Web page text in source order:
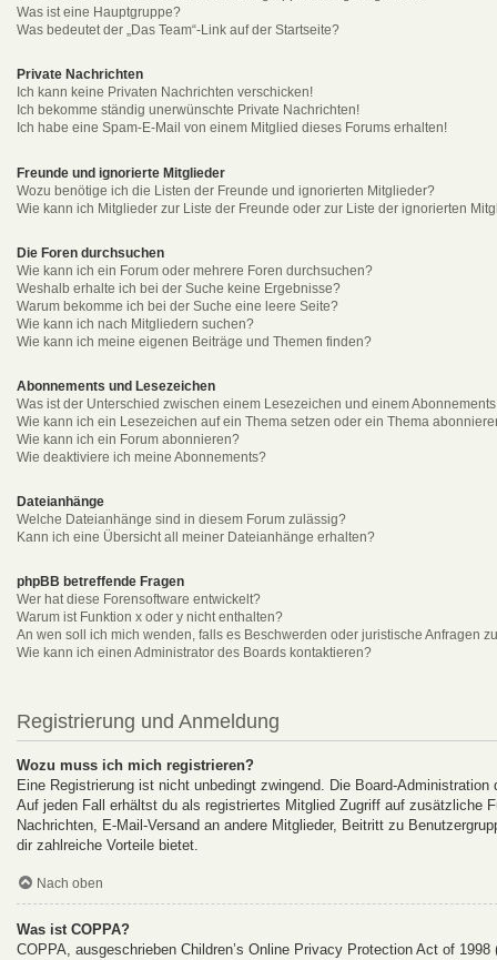
Was ist eine Hauptgruppe?
Was bedeutet der „Das Team“-Link auf der Startseite?
Private Nachrichten
Ich kann keine Privaten Nachrichten verschicken!
Ich bekomme ständig unerwünschte Private Nachrichten!
Ich habe eine Spam-E-Mail von einem Mitglied dieses Forums erhalten!
Freunde und ignorierte Mitglieder
Wozu benötige ich die Listen der Freunde und ignorierten Mitglieder?
Wie kann ich Mitglieder zur Liste der Freunde oder zur Liste der ignorierten
Die Foren durchsuchen
Wie kann ich ein Forum oder mehrere Foren durchsuchen?
Weshalb erhalte ich bei der Suche keine Ergebnisse?
Warum bekomme ich bei der Suche eine leere Seite?
Wie kann ich nach Mitgliedern suchen?
Wie kann ich meine eigenen Beiträge und Themen finden?
Abonnements und Lesezeichen
Was ist der Unterschied zwischen einem Lesezeichen und einem
Wie kann ich ein Lesezeichen auf ein Thema setzen oder ein Thema
Wie kann ich ein Forum abonnieren?
Wie deaktiviere ich meine Abonnements?
Dateianhänge
Welche Dateianhänge sind in diesem Forum zulässig?
Kann ich eine Übersicht all meiner Dateianhänge erhalten?
phpBB betreffende Fragen
Wer hat diese Forensoftware entwickelt?
Warum ist Funktion x oder y nicht enthalten?
An wen soll ich mich wenden, falls es Beschwerden oder juristische Anfragen
Wie kann ich einen Administrator des Boards kontaktieren?
Registrierung und Anmeldung
Wozu muss ich mich registrieren?
Eine Registrierung ist nicht unbedingt zwingend. Die Board-
Auf jeden Fall erhältst du als registriertes Mitglied Zugriff auf zusätzliche
Nachrichten, E-Mail-Versand an andere Mitglieder, Beitritt zu
dir zahlreiche Vorteile bietet.
Nach oben
Was ist COPPA?
COPPA, ausgeschrieben Children’s Online Privacy Protection Act of